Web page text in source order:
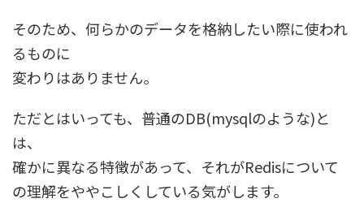
そのため、何らかのデータを格納したい際に使われ
るものに
変わりはありません。
ただとはいっても、普通のDB(mysqlのような)と
は、
確かに異なる特徴があって、それがRedisについて
の理解をややこしくしている気がします。